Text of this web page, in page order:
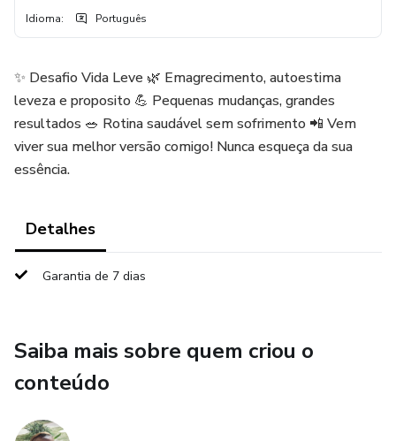
Idioma: Português
✨ Desafio Vida Leve 🌿 Emagrecimento, autoestima
leveza e proposito 💪 Pequenas mudanças, grandes
resultados 🥗 Rotina saudável sem sofrimento 📲 Vem
viver sua melhor versão comigo! Nunca esqueça da sua
essência.
Detalhes
Garantia de 7 dias
Saiba mais sobre quem criou o
conteúdo